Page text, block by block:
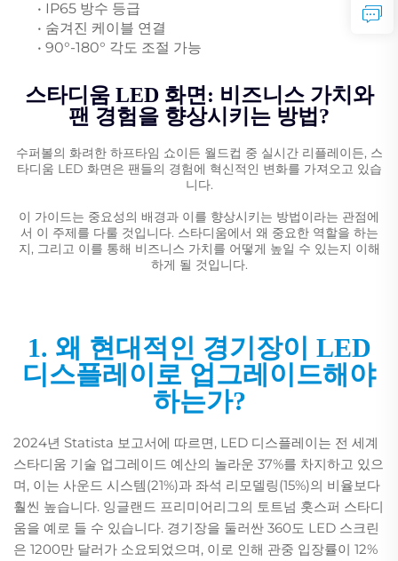
• IP65 방수 등급
• 숨겨진 케이블 연결
• 90°-180° 각도 조절 가능
스타디움 LED 화면: 비즈니스 가치와
팬 경험을 향상시키는 방법?
수퍼볼의 화려한 하프타임 쇼이든 월드컵 중 실시간 리플레이든, 스
타디움 LED 화면은 팬들의 경험에 혁신적인 변화를 가져오고 있습
니다.
이 가이드는 중요성의 배경과 이를 향상시키는 방법이라는 관점에
서 이 주제를 다룰 것입니다. 스타디움에서 왜 중요한 역할을 하는
지, 그리고 이를 통해 비즈니스 가치를 어떻게 높일 수 있는지 이해
하게 될 것입니다.
1. 왜 현대적인 경기장이 LED
디스플레이로 업그레이드해야
하는가?
2024년 Statista 보고서에 따르면, LED 디스플레이는 전 세계
스타디움 기술 업그레이드 예산의 놀라운 37%를 차지하고 있으
며, 이는 사운드 시스템(21%)과 좌석 리모델링(15%)의 비율보다
훨씬 높습니다. 잉글랜드 프리미어리그의 토트넘 홋스퍼 스타디
움을 예로 들 수 있습니다. 경기장을 둘러싼 360도 LED 스크린
은 1200만 달러가 소요되었으며, 이로 인해 관중 입장률이 12%